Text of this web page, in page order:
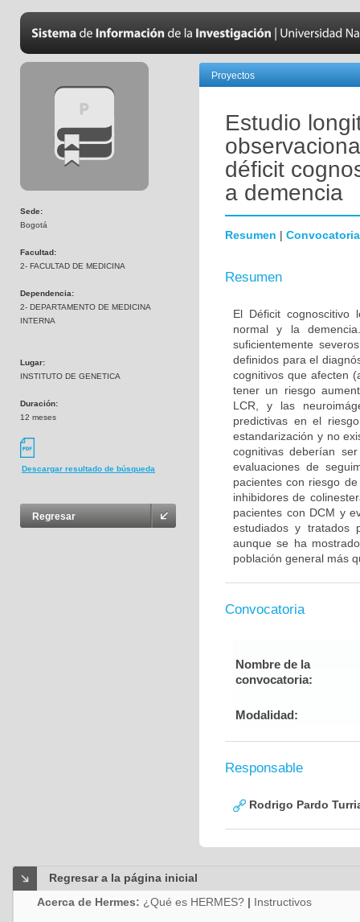
Sede:
Bogotá
Facultad:
2- FACULTAD DE MEDICINA
Dependencia:
2- DEPARTAMENTO DE MEDICINA
INTERNA
Lugar:
INSTITUTO DE GENETICA
Duración:
12 meses
Descargar resultado de búsqueda
Regresar
Proyectos
Estudio
déficit
a demencia
Resumen | Convocatoria
Resumen
El Déficit cognoscitivo
normal y la
suficientemente
definidos para el
cognitivos que afecten
tener un riesgo
LCR, y las
predictivas en el
estandarización y no
cognitivas deberían
evaluaciones de
pacientes con riesgo
inhibidores de
pacientes con DCM y
estudiados y tratados
aunque se ha
población general más
Convocatoria
Nombre de la
convocatoria:
Modalidad:
Responsable
Rodrigo Pardo
Regresar a la página inicial
Acerca de Hermes: ¿Qué es HERMES? | Instructivos